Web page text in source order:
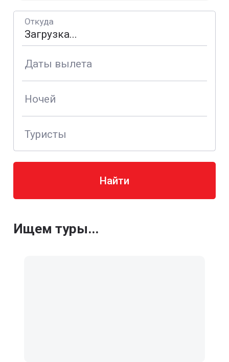
Откуда
Даты вылета
Ночей
Туристы
Найти
Ищем туры...